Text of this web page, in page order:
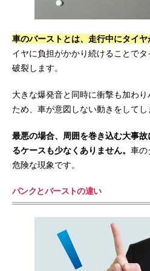
車のバーストとは、走行中にタイヤ
イヤに負担がかかり続けることで
破裂します。
大きな爆発音と同時に衝撃も加わ
ため、車が意図しない動きをしてし
最悪の場合、周囲を巻き込む大事
るケースも少なくありません。 車の
危険な現象です。
パンクとバーストの違い